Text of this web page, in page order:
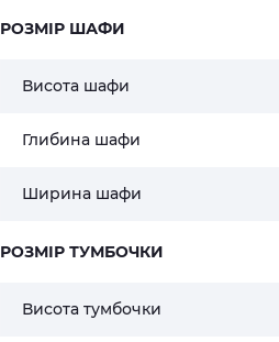
РОЗМІР ШАФИ
Висота шафи
Глибина шафи
Ширина шафи
РОЗМІР ТУМБОЧКИ
Висота тумбочки